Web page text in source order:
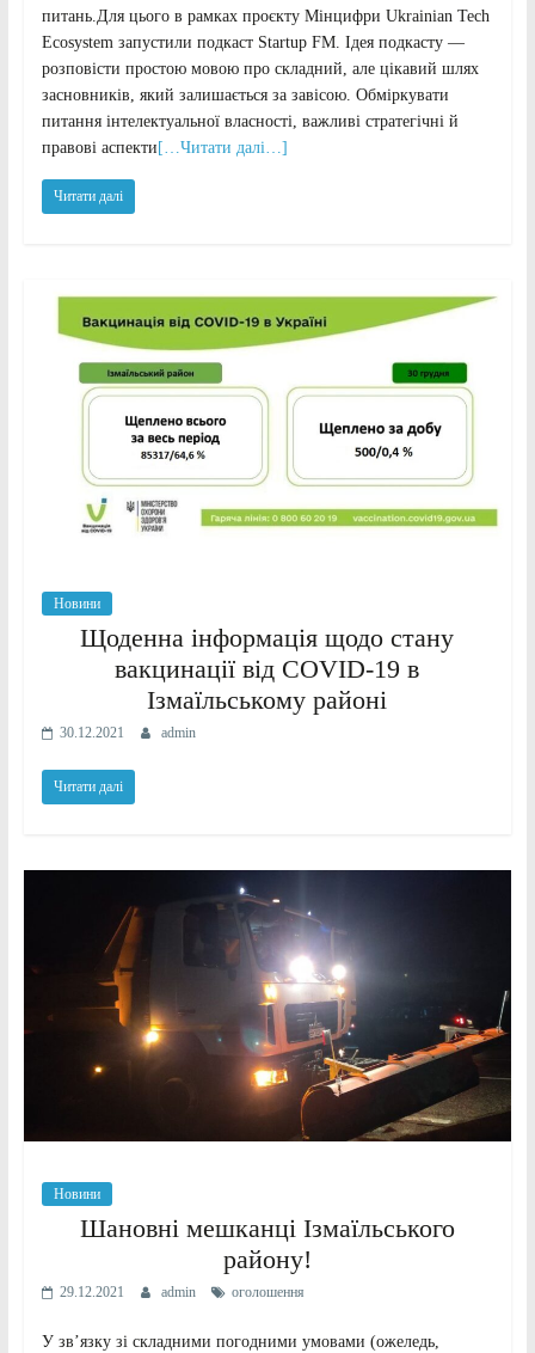
питань.Для цього в рамках проєкту Мінцифри Ukrainian Tech
Ecosystem запустили подкаст Startup FM. Ідея подкасту —
розповісти простою мовою про складний, але цікавий шлях
засновників, який залишається за завісою. Обміркувати
питання інтелектуальної власності, важливі стратегічні й
правові аспекти […Читати далі…]
Читати далі
Новини
Щоденна інформація щодо стану
вакцинації від COVID-19 в
Ізмаїльському районі
30.12.2021 admin
Читати далі
Новини
Шановні мешканці Ізмаїльського
району!
29.12.2021 admin оголошення
У зв’язку зі складними погодними умовами (ожеледь,